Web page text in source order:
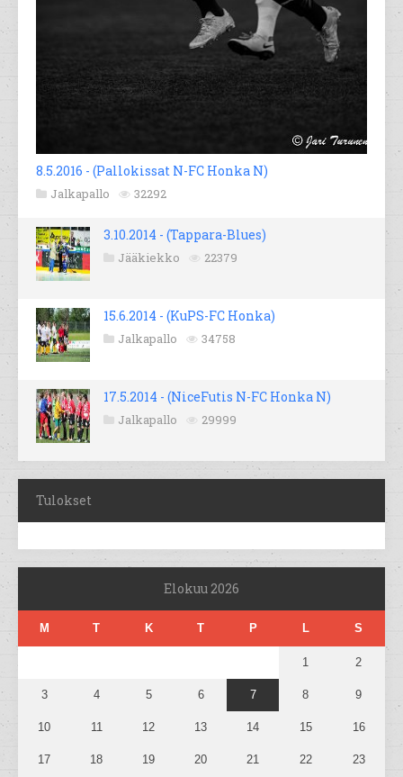
8.5.2016 - (Pallokissat N-FC Honka N)
Jalkapallo 32292
3.10.2014 - (Tappara-Blues)
Jääkiekko 22379
15.6.2014 - (KuPS-FC Honka)
Jalkapallo 34758
17.5.2014 - (NiceFutis N-FC Honka N)
Jalkapallo 29999
Tulokset
Elokuu 2026
M T K T P L S
1 2
3 4 5 6 7 8 9
10 11 12 13 14 15 16
17 18 19 20 21 22 23